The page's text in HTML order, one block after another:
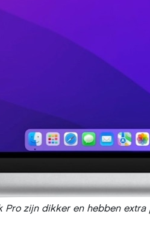
Pro zijn dikker en hebben extra